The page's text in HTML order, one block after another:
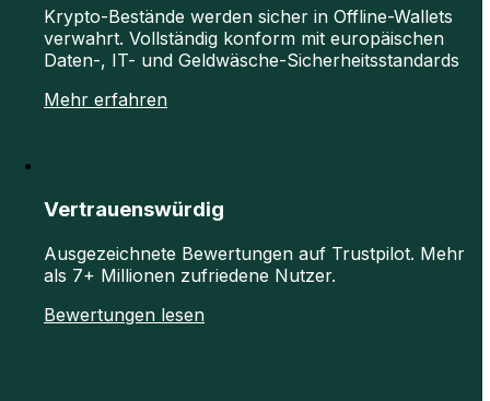
Krypto-Bestände werden sicher in Offline-Wallets
verwahrt. Vollständig konform mit europäischen
Daten-, IT- und Geldwäsche-Sicherheitsstandards
Mehr erfahren
Vertrauenswürdig
Ausgezeichnete Bewertungen auf Trustpilot. Mehr
als 7+ Millionen zufriedene Nutzer.
Bewertungen lesen